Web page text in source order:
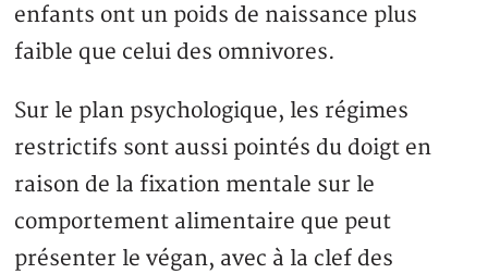
enfants ont un poids de naissance plus
faible que celui des omnivores.
Sur le plan psychologique, les régimes
restrictifs sont aussi pointés du doigt en
raison de la fixation mentale sur le
comportement alimentaire que peut
présenter le végan, avec à la clef des